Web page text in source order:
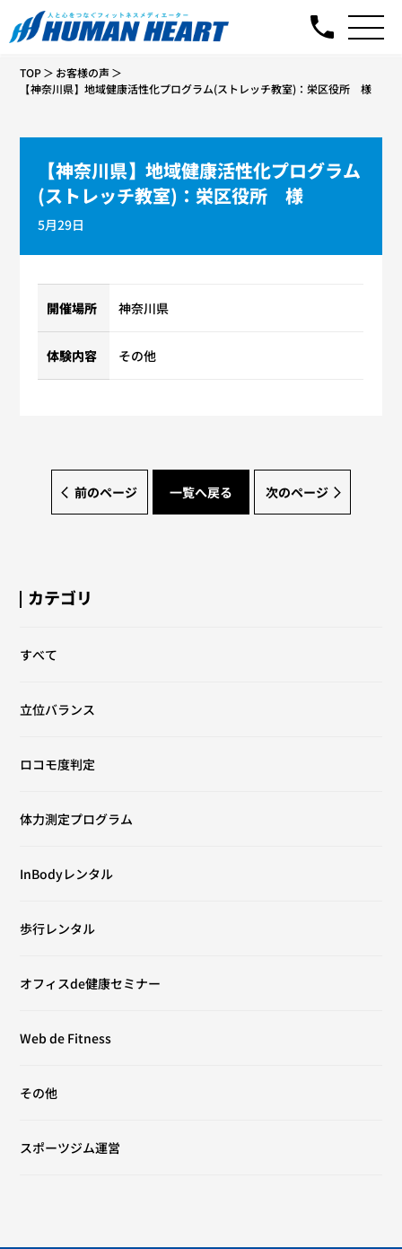
TOP
お客様の声
【神奈川県】地域健康活性化プログラム(ストレッチ教室)：栄区役所 様
【神奈川県】地域健康活性化プログラム
(ストレッチ教室)：栄区役所 様
5月29日
開催場所 神奈川県
体験内容 その他
前のページ 一覧へ戻る 次のページ
カテゴリ
すべて
立位バランス
ロコモ度判定
体力測定プログラム
InBodyレンタル
歩行レンタル
オフィスde健康セミナー
Web de Fitness
その他
スポーツジム運営